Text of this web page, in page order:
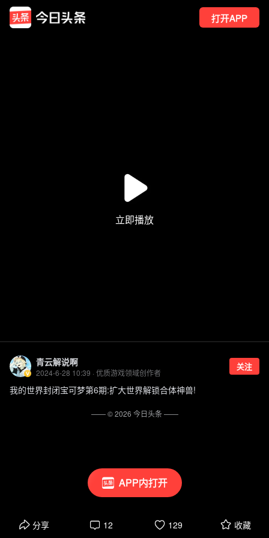
打开APP
APP内打开
青云解说啊
2024-6-28 10:39 · 优质游戏领域创作者
关注
我的世界封闭宝可梦第6期:扩大世界解锁合体神兽!
分享 12 129 收藏
—— ©2026 今日头条——